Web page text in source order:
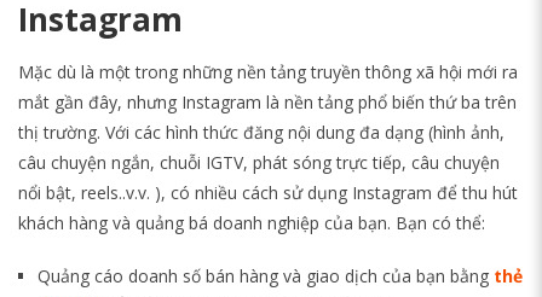
Instagram
Mặc dù là một trong những nền tảng truyền thông xã hội mới ra
mắt gần đây, nhưng Instagram là nền tảng phổ biến thứ ba trên
thị trường. Với các hình thức đăng nội dung đa dạng (hình ảnh,
câu chuyện ngắn, chuỗi IGTV, phát sóng trực tiếp, câu chuyện
nổi bật, reels..v.v. ), có nhiều cách sử dụng Instagram để thu hút
khách hàng và quảng bá doanh nghiệp của bạn. Bạn có thể:
Quảng cáo doanh số bán hàng và giao dịch của bạn bằng thẻ